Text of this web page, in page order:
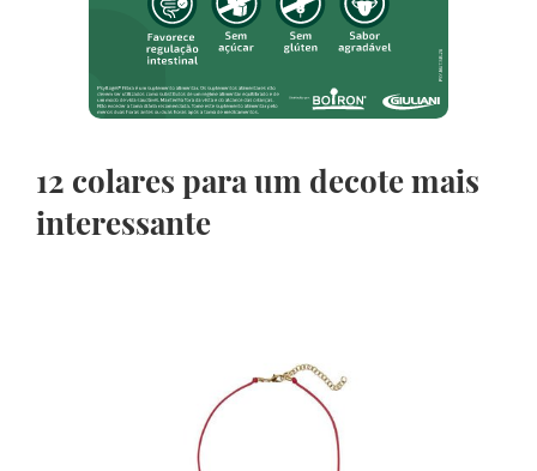
12 colares para um decote mais
interessante